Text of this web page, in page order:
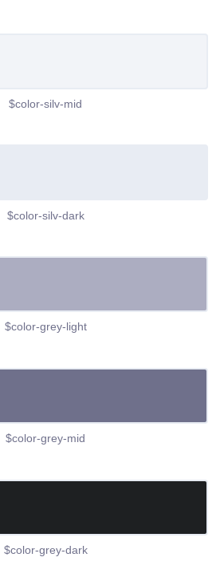
$color-silv-mid
$color-silv-dark
$color-grey-light
$color-grey-mid
$color-grey-dark